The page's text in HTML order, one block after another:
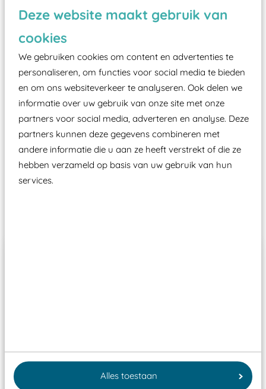
Deze website maakt gebruik van
cookies
We gebruiken cookies om content en advertenties te
personaliseren, om functies voor social media te bieden
en om ons websiteverkeer te analyseren. Ook delen we
informatie over uw gebruik van onze site met onze
partners voor social media, adverteren en analyse. Deze
partners kunnen deze gegevens combineren met
andere informatie die u aan ze heeft verstrekt of die ze
hebben verzameld op basis van uw gebruik van hun
services.
Alles toestaan
Vanaf een valhoogte van 1,5 meter een speciale
valondergrond onder speeltoestellen verplicht is
zoals kunstgras, rubber tegels of boomschors?
Elk speeltoestel in de openbare ruimte voorzien
moet zijn van een typekeuring, -plaatje en
certificering, uitgegeven door een Nederlands
aangewezen keuringsinstantie?
Wij ook speeltoestellen kunnen laten keuren zodat
ze toch binnen het Warenwetbesluit Attractie- en
Speeltoestellen vallen?